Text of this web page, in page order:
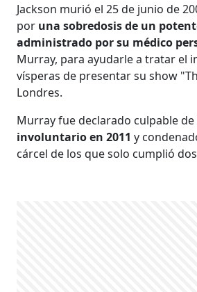
Jackson murió el 25 de junio de
por una sobredosis de un
administrado por su médico
Murray, para ayudarle a tratar el
vísperas de presentar su show
Londres.
Murray fue declarado culpable de
involuntario en 2011 y
cárcel de los que solo cumplió